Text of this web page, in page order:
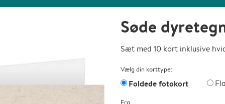
Søde
Sæt med 10 kort inklusive
Vælg din korttype:
Foldede fotokort
Fra